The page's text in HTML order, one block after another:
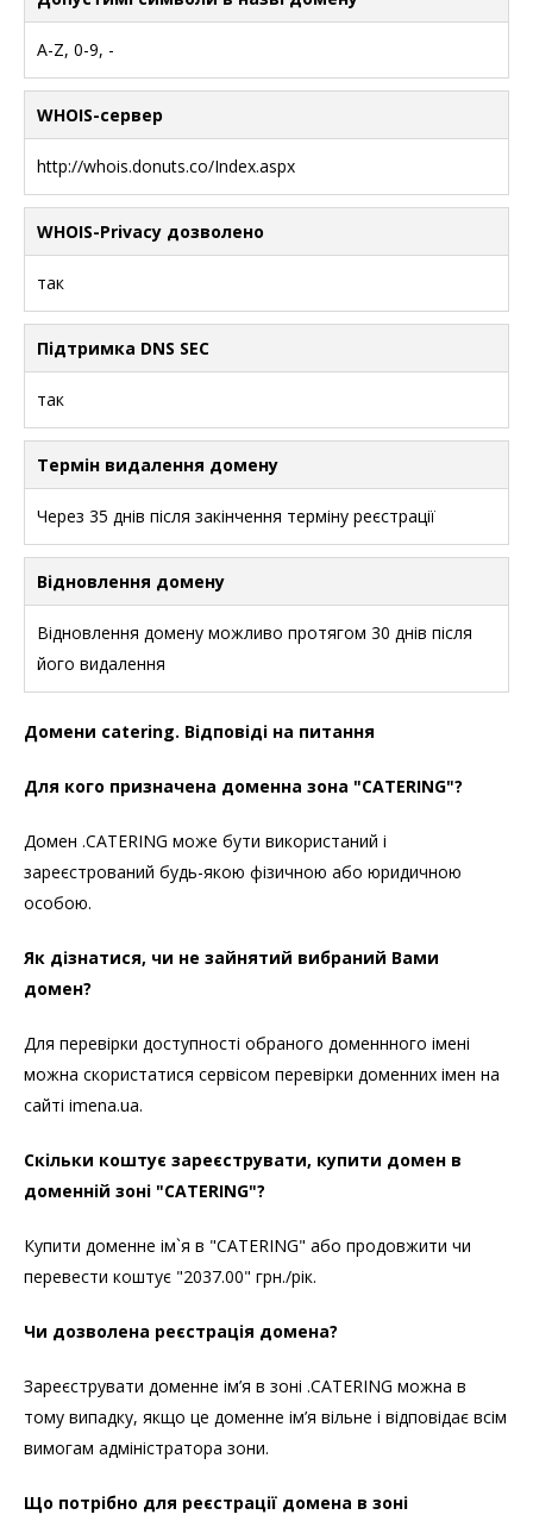
A-Z, 0-9, -
WHOIS-сервер
http://whois.donuts.co/Index.aspx
WHOIS-Privacy дозволено
так
Підтримка DNS SEC
так
Термін видалення домену
Через 35 днів після закінчення терміну реєстрації
Відновлення домену
Відновлення домену можливо протягом 30 днів після
його видалення
Домени catering. Відповіді на питання
Для кого призначена доменна зона "CATERING"?
Домен .CATERING може бути використаний і
зареєстрований будь-якою фізичною або юридичною
особою.
Як дізнатися, чи не зайнятий вибраний Вами
домен?
Для перевірки доступності обраного доменнного імені
можна скористатися сервісом перевірки доменних імен на
сайті imena.ua.
Скільки коштує зареєструвати, купити домен в
доменній зоні "CATERING"?
Купити доменне ім`я в "CATERING" або продовжити чи
перевести коштує "2037.00" грн./рік.
Чи дозволена реєстрація домена?
Зареєструвати доменне ім’я в зоні .CATERING можна в
тому випадку, якщо це доменне ім’я вільне і відповідає всім
вимогам адміністратора зони.
Що потрібно для реєстрації домена в зоні